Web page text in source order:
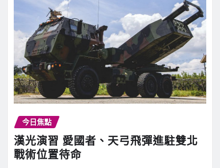
今日焦點
漢光演習 愛國者、天弓飛彈進駐雙北
戰術位置待命